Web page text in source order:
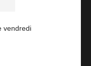
vendredi